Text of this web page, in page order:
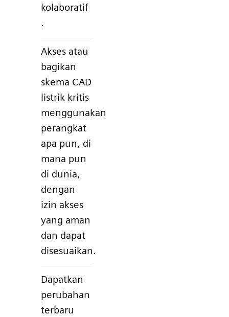
kolaboratif
.
Akses atau
bagikan
skema CAD
listrik kritis
menggunakan
perangkat
apa pun, di
mana pun
di dunia,
dengan
izin akses
yang aman
dan dapat
disesuaikan.
Dapatkan
perubahan
terbaru